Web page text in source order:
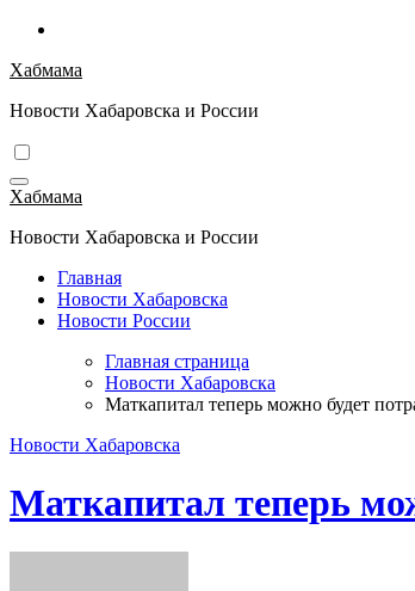
Перейти
содержимому
Хабмама
Новости Хабаровска и России
Хабмама
Новости Хабаровска и России
Главная
Новости Хабаровска
Новости России
Главная страница
Новости Хабаровска
Маткапитал теперь можно будет
Новости Хабаровска
Маткапитал теперь